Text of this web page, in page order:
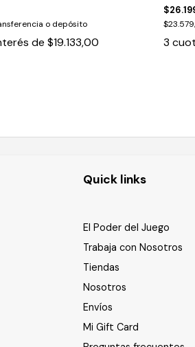
o depósito
de $19.133,00 3
Quick links
El Poder del Juego
Trabaja con Nosotros
Tiendas
Nosotros
Envíos
Mi Gift Card